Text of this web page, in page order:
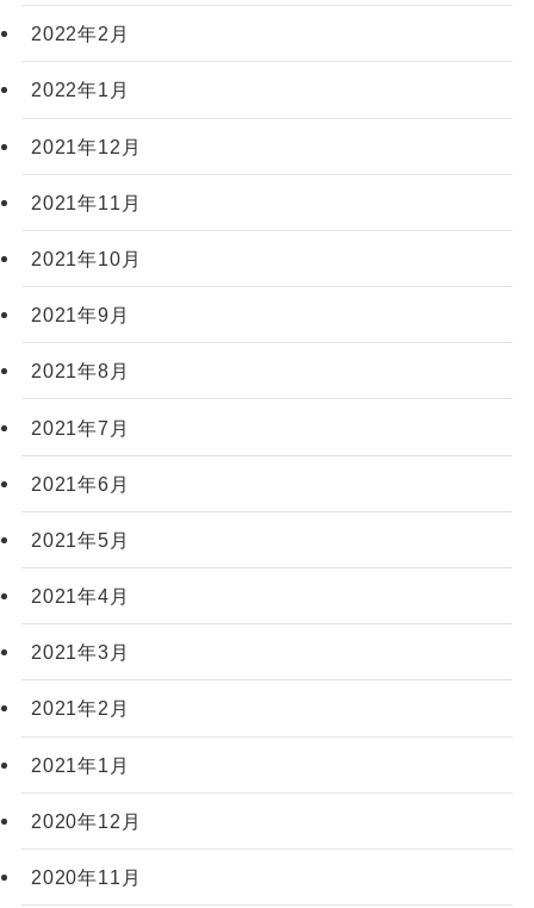
2022年2月
2022年1月
2021年12月
2021年11月
2021年10月
2021年9月
2021年8月
2021年7月
2021年6月
2021年5月
2021年4月
2021年3月
2021年2月
2021年1月
2020年12月
2020年11月